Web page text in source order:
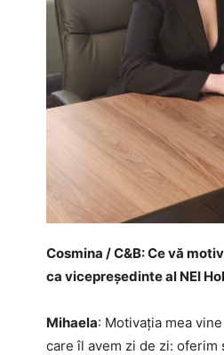
Cosmina / C&B: Ce vă
ca vicepreședinte al NEI
Mihaela: Motivația mea
care îl avem zi de zi: oferim